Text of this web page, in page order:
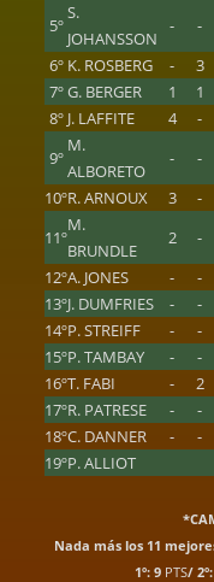
5º
S.
JOHANSSON
- -
6º K. ROSBERG - 3
7ºG. BERGER 1 1
8º J. LAFFITE 4 -
9º
M.
ALBORETO
- -
10ºR. ARNOUX 3 -
11º
M.
BRUNDLE
2 -
12ºA. JONES - -
13ºJ. DUMFRIES - -
14ºP. STREIFF - -
15ºP. TAMBAY - -
16ºT. FABI - 2
17ºR. PATRESE - -
18ºC. DANNER - -
19ºP. ALLIOT
Nada más los 11
1º: 9 PTS/